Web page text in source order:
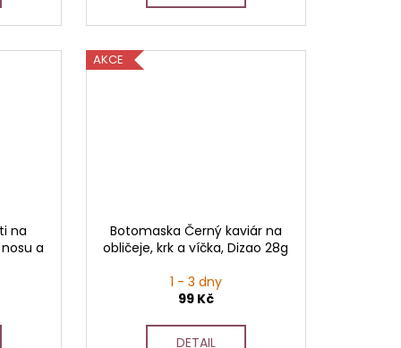
na
a
AKCE
Botomaska Černý kaviár na
obličeje, krk a víčka, Dizao 28g
1 - 3 dny
99 Kč
DETAIL